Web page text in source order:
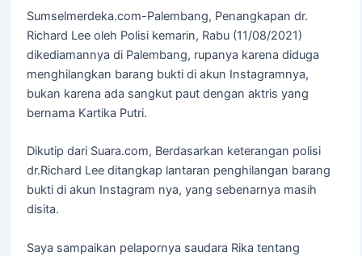
Sumselmerdeka.com-Palembang, Penangkapan dr.
Richard Lee oleh Polisi kemarin, Rabu (11/08/2021)
dikediamannya di Palembang, rupanya karena diduga
menghilangkan barang bukti di akun Instagramnya,
bukan karena ada sangkut paut dengan aktris yang
bernama Kartika Putri.
Dikutip dari Suara.com, Berdasarkan keterangan polisi
dr.Richard Lee ditangkap lantaran penghilangan barang
bukti di akun Instagram nya, yang sebenarnya masih
disita.
Saya sampaikan pelapornya saudara Rika tentang